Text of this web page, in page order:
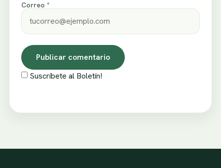
Correo *
Suscríbete al Boletín!